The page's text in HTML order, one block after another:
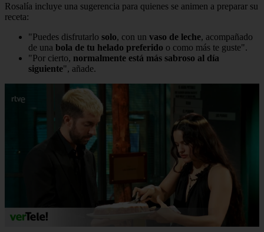
Rosalía incluye una sugerencia para quienes se animen a preparar su
receta:
"Puedes disfrutarlo solo, con un vaso de leche, acompañado
de una bola de tu helado preferido o como más te guste".
"Por cierto, normalmente está más sabroso al día
siguiente", añade.